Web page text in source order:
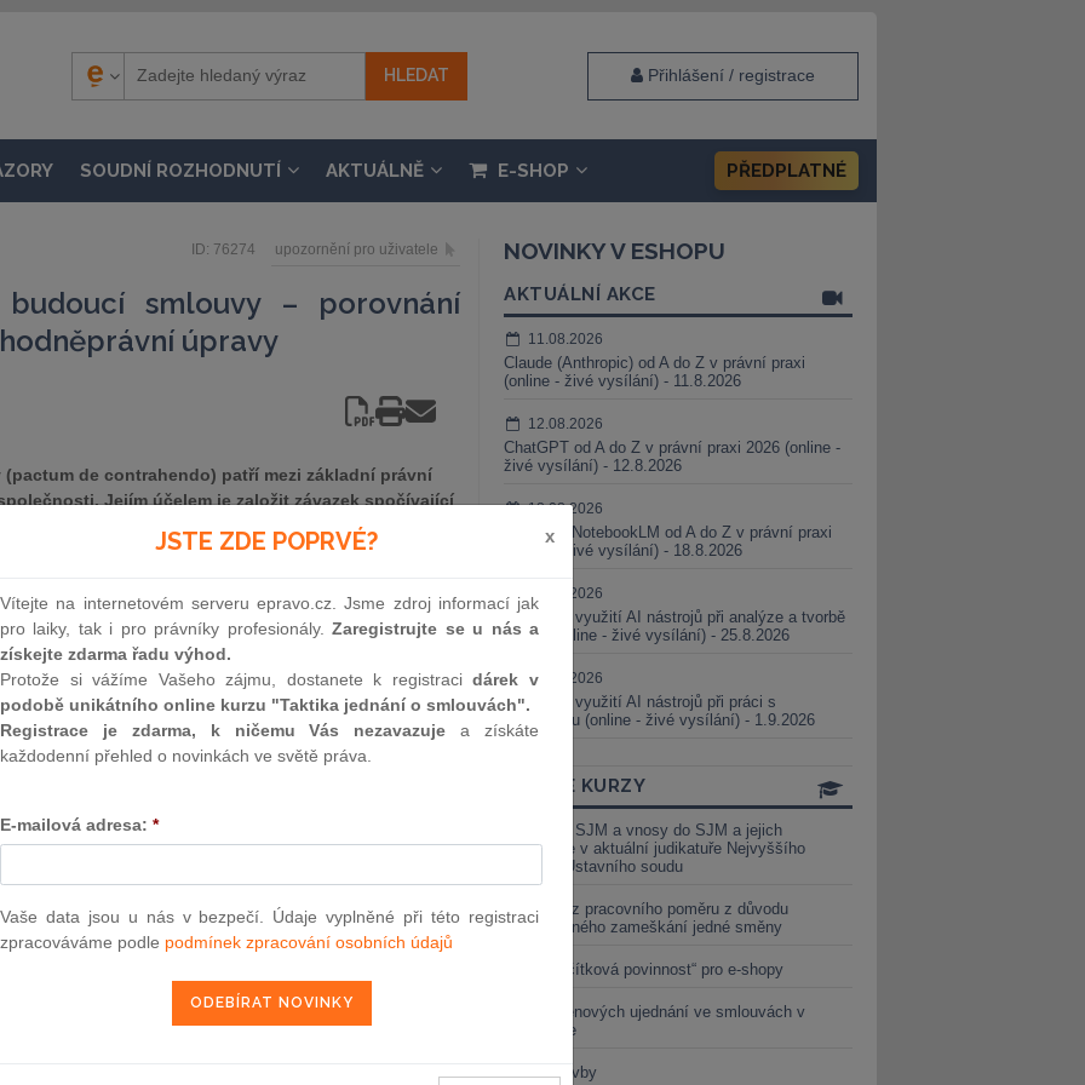
Přihlášení / registrace
SOUDNÍ ROZHODNUTÍ AKTUÁLNĚ E-SHOP PŘEDPLATNÉ
ID: 76274 upozornění pro uživatele
smlouvy – porovnání
úpravy
de contrahendo) patří mezi základní právní
Jejím účelem je založit závazek spočívající
smlouvu. Smlouva o uzavření smlouvy budoucí
ještě nemůže vzniknout. Může se přitom jednat
na obmyšlené nemovitosti vázne exekuce) či
finančních prostředků). S ohledem na
do obecných ustanovení kodexů, přestože se
je jako smluvní typ upravena jak v občanském, tak i
se vyznačuje i určitými odlišnými tendencemi, které jsou
občanského od práva obchodního jakožto „práva
pro platný vznik smlouvy o uzavření budoucí smlouvy
budoucí smlouvy a dohodnutí alespoň podstatných
je vyžadována vždy, tedy i v případech, kdy pro
tomu obchodní zákoník v § 289 charakterizuje tento
NOVINKY V ESHOPU
AKTUÁLNÍ AKCE
11.08.2026
Claude (Anthropic) od A do Z v právní praxi
(online - živé vysílání) - 11.8.2026
12.08.2026
ChatGPT od A do Z v právní praxi 2026 (online -
živé vysílání) - 12.8.2026
18.08.2026
Gemini a NotebookLM od A do Z v právní praxi
(online - živé vysílání) - 18.8.2026
25.08.2026
Praktické využití AI nástrojů při analýze a tvorbě
smluv (online - živé vysílání) - 25.8.2026
01.09.2026
Praktické využití AI nástrojů při práci s
judikaturou (online - živé vysílání) - 1.9.2026
ONLINE KURZY
Vnosy ze SJM a vnosy do SJM a jejich
valorizace v aktuální judikatuře Nejvyššího
soudu a Ústavního soudu
Výpověď z pracovního poměru z důvodu
neomluveného zameškání jedné směny
Nová „tlačítková povinnost“ pro e-shopy
Změna cenových ujednání ve smlouvách v
energetice
Černé stavby
JSTE ZDE POPRVÉ? x
Vítejte na internetovém serveru epravo.cz. Jsme zdroj informací jak
pro laiky, tak i pro právníky profesionály.Zaregistrujte se u nás a
získejte zdarma řadu výhod.
Protože si vážíme Vašeho zájmu, dostanete k registracidárek v
podobě unikátního online kurzu "Taktika jednání o smlouvách".
Registrace je zdarma, k ničemu Vás nezavazuje a získáte
každodenní přehled o novinkách ve světě práva.
E-mailová adresa: *
Vaše data jsou u nás v bezpečí. Údaje vyplněné při této registraci
zpracováváme podle podmínek zpracování osobních údajů